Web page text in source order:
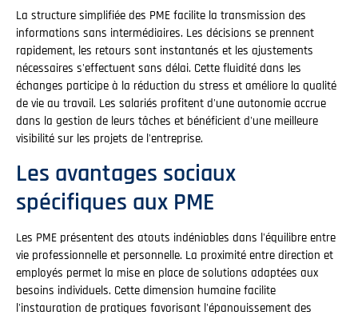
La structure simplifiée des PME facilite la transmission des
informations sans intermédiaires. Les décisions se prennent
rapidement, les retours sont instantanés et les ajustements
nécessaires s'effectuent sans délai. Cette fluidité dans les
échanges participe à la réduction du stress et améliore la qualité
de vie au travail. Les salariés profitent d'une autonomie accrue
dans la gestion de leurs tâches et bénéficient d'une meilleure
visibilité sur les projets de l'entreprise.
Les avantages sociaux
spécifiques aux PME
Les PME présentent des atouts indéniables dans l'équilibre entre
vie professionnelle et personnelle. La proximité entre direction et
employés permet la mise en place de solutions adaptées aux
besoins individuels. Cette dimension humaine facilite
l'instauration de pratiques favorisant l'épanouissement des